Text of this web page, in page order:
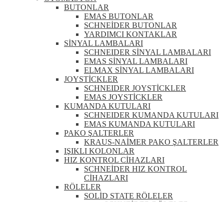
BUTONLAR
EMAS BUTONLAR
SCHNEİDER BUTONLAR
YARDIMCI KONTAKLAR
SİNYAL LAMBALARI
SCHNEIDER SİNYAL LAMBALARI
EMAS SİNYAL LAMBALARI
ELMAX SİNYAL LAMBALARI
JOYSTİCKLER
SCHNEIDER JOYSTİCKLER
EMAS JOYSTİCKLER
KUMANDA KUTULARI
SCHNEIDER KUMANDA KUTULARI
EMAS KUMANDA KUTULARI
PAKO ŞALTERLER
KRAUS-NAİMER PAKO ŞALTERLER
IŞIKLI KOLONLAR
HIZ KONTROL CİHAZLARI
SCHNEİDER HIZ KONTROL
CİHAZLARI
RÖLELER
SOLİD STATE RÖLELER